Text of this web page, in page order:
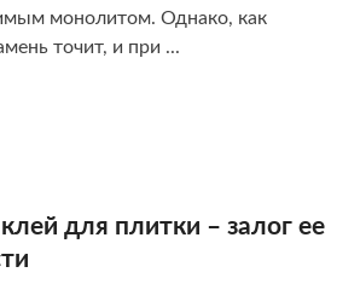
монолитом. Однако, как
точит, и при ...
для плитки – залог ее